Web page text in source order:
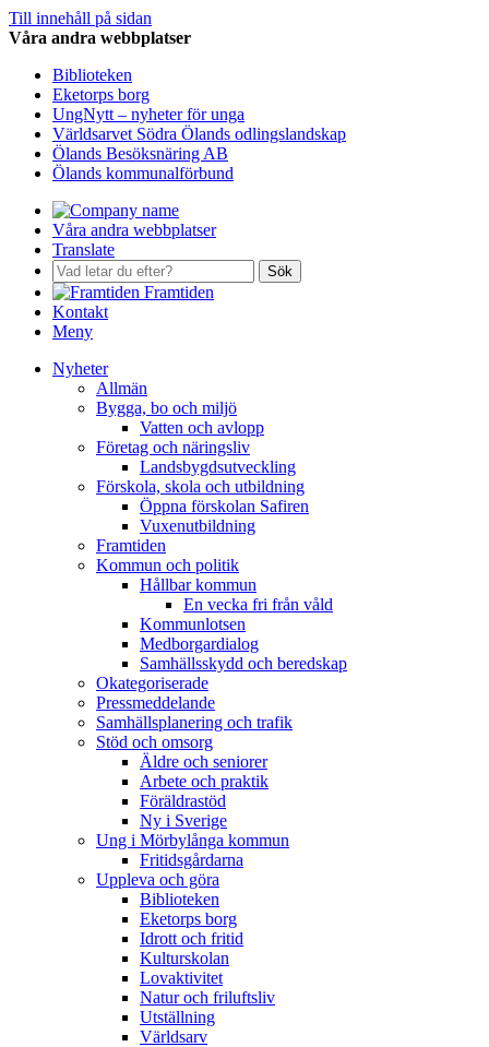
Till innehåll på sidan
Våra andra webbplatser
Biblioteken
Eketorps borg
UngNytt – nyheter för unga
Världsarvet Södra Ölands odlingslandskap
Ölands Besöksnäring AB
Ölands kommunalförbund
Våra andra webbplatser
Translate
Sök
Framtiden
Kontakt
Meny
Nyheter
Allmän
Bygga, bo och miljö
Vatten och avlopp
Företag och näringsliv
Landsbygdsutveckling
Förskola, skola och utbildning
Öppna förskolan Safiren
Vuxenutbildning
Framtiden
Kommun och politik
Hållbar kommun
En vecka fri från våld
Kommunlotsen
Medborgardialog
Samhällsskydd och beredskap
Okategoriserade
Pressmeddelande
Samhällsplanering och trafik
Stöd och omsorg
Äldre och seniorer
Arbete och praktik
Föräldrastöd
Ny i Sverige
Ung i Mörbylånga kommun
Fritidsgårdarna
Uppleva och göra
Biblioteken
Eketorps borg
Idrott och fritid
Kulturskolan
Lovaktivitet
Natur och friluftsliv
Utställning
Världsarv